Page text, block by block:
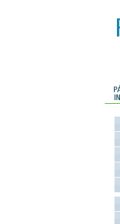
Histórico de cotações